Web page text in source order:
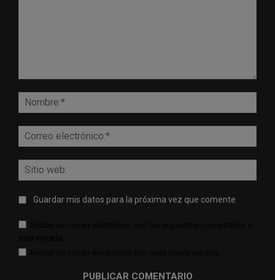
Guardar mis datos para la próxima vez que comente